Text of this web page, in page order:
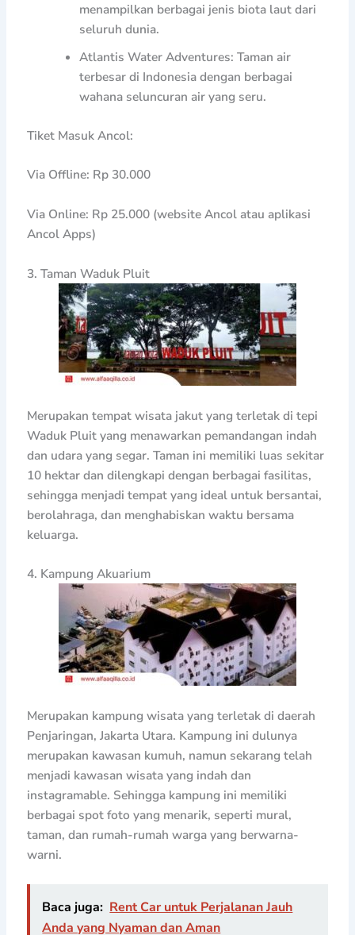
menampilkan berbagai jenis biota laut dari
seluruh dunia.
Atlantis Water Adventures: Taman air
terbesar di Indonesia dengan berbagai
wahana seluncuran air yang seru.
Tiket Masuk Ancol:
Via Offline: Rp 30.000
Via Online: Rp 25.000 (website Ancol atau aplikasi
Ancol Apps)
3. Taman Waduk Pluit
Merupakan tempat wisata jakut yang terletak di tepi
Waduk Pluit yang menawarkan pemandangan indah
dan udara yang segar. Taman ini memiliki luas sekitar
10 hektar dan dilengkapi dengan berbagai fasilitas,
sehingga menjadi tempat yang ideal untuk bersantai,
berolahraga, dan menghabiskan waktu bersama
keluarga.
4. Kampung Akuarium
Merupakan kampung wisata yang terletak di daerah
Penjaringan, Jakarta Utara. Kampung ini dulunya
merupakan kawasan kumuh, namun sekarang telah
menjadi kawasan wisata yang indah dan
instagramable. Sehingga kampung ini memiliki
berbagai spot foto yang menarik, seperti mural,
taman, dan rumah-rumah warga yang berwarna-
warni.
Baca juga: Rent Car untuk Perjalanan Jauh
Anda yang Nyaman dan Aman